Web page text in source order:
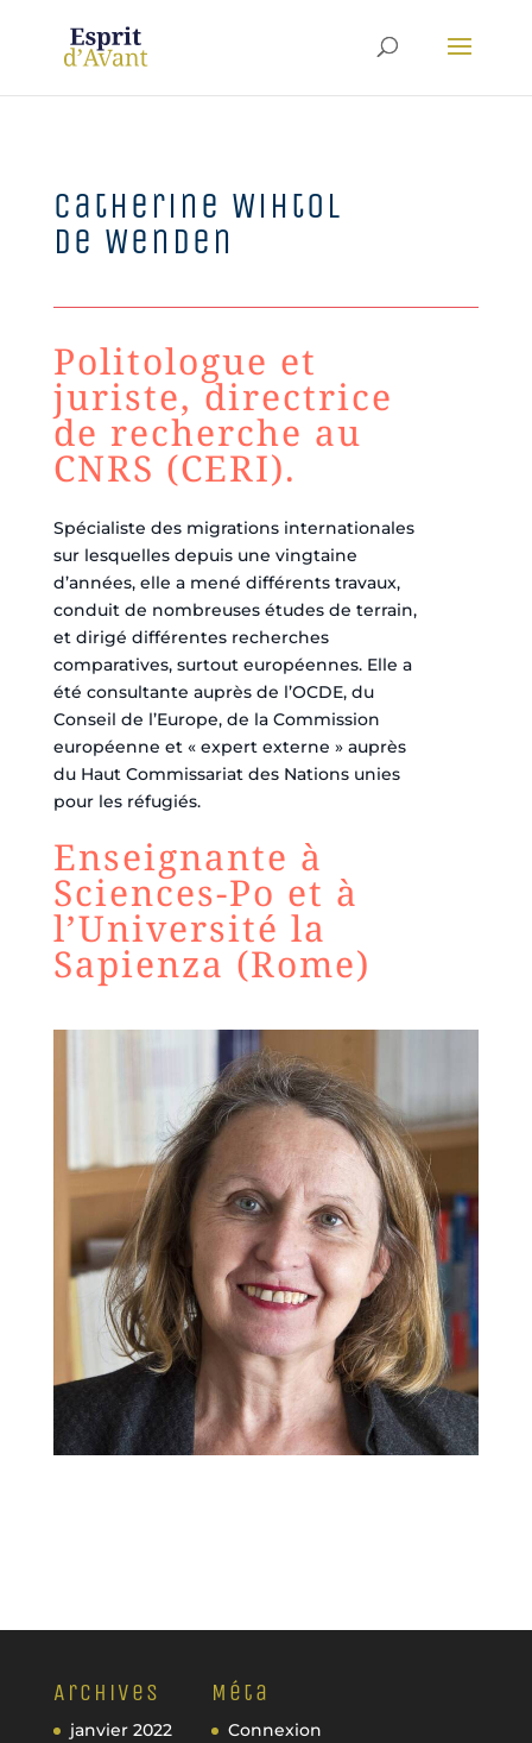
Catherine Wihtol
de Wenden
Politologue et
juriste, directrice
de recherche au
CNRS (CERI).
Spécialiste des migrations internationales
sur lesquelles depuis une vingtaine
d’années, elle a mené différents travaux,
conduit de nombreuses études de terrain,
et dirigé différentes recherches
comparatives, surtout européennes. Elle a
été consultante auprès de l’OCDE, du
Conseil de l’Europe, de la Commission
européenne et « expert externe » auprès
du Haut Commissariat des Nations unies
pour les réfugiés.
Enseignante à
Sciences-Po et à
l’Université la
Sapienza (Rome)
Archives
janvier 2022
Méta
Connexion